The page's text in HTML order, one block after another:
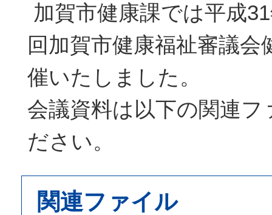
加賀市健康課では平成
回加賀市健康福祉審議会
催いたしました。
会議資料は以下の関連
ださい。
関連ファイル